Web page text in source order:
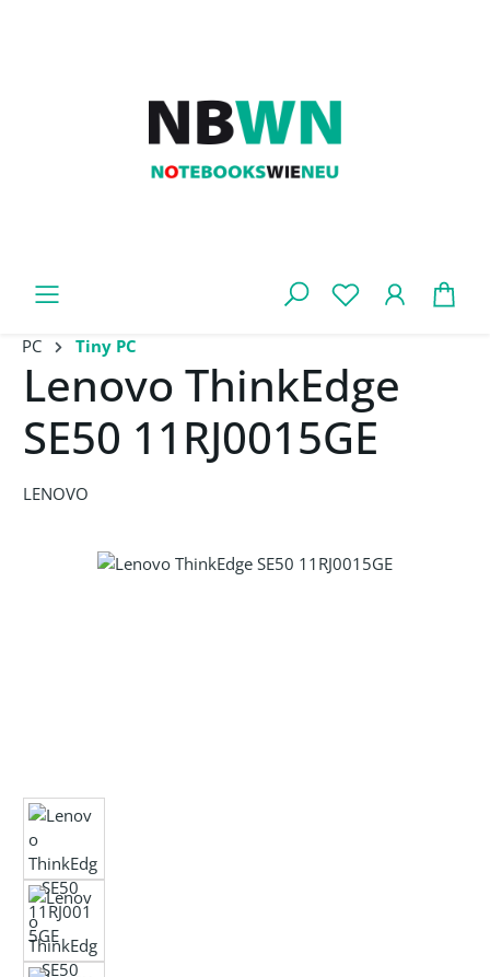
PC Tiny PC
Lenovo ThinkEdge
SE50 11RJ0015GE
LENOVO
Bildergalerie überspringen